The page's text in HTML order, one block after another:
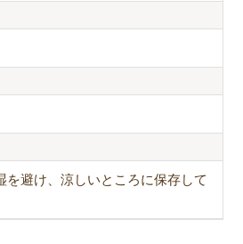
を避け、涼しいところに保存して